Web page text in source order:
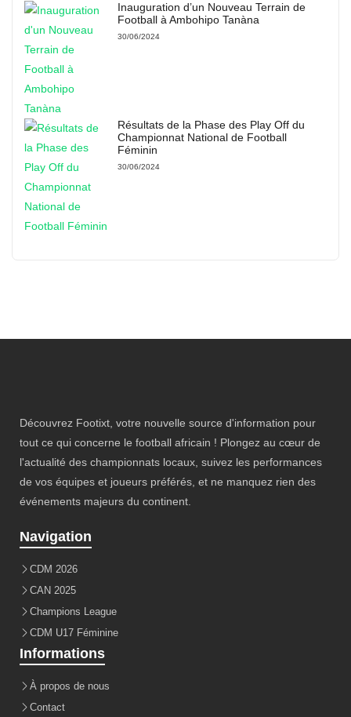
Inauguration d’un Nouveau Terrain de
Football à Ambohipo Tanàna
30/06/2024
Résultats de la Phase des Play Off du
Championnat National de Football
Féminin
30/06/2024
Découvrez Footixt, votre nouvelle source d'information pour
tout ce qui concerne le football africain ! Plongez au cœur de
l'actualité des championnats locaux, suivez les performances
de vos équipes et joueurs préférés, et ne manquez rien des
événements majeurs du continent.
Navigation
CDM 2026
CAN 2025
Champions League
CDM U17 Féminine
Informations
À propos de nous
Contact